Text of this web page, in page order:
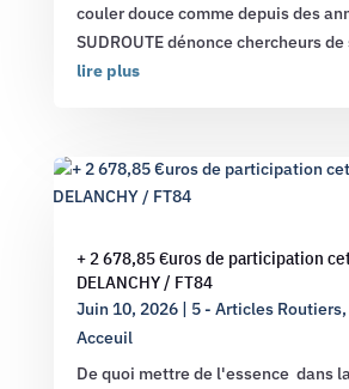
couler douce comme depuis des
SUDROUTE dénonce chercheurs
lire plus
+ 2 678,85 €uros de participation
DELANCHY / FT84
Juin 10, 2026| 5 - Articles Routiers,
Acceuil
De quoi mettre de l'essence dans